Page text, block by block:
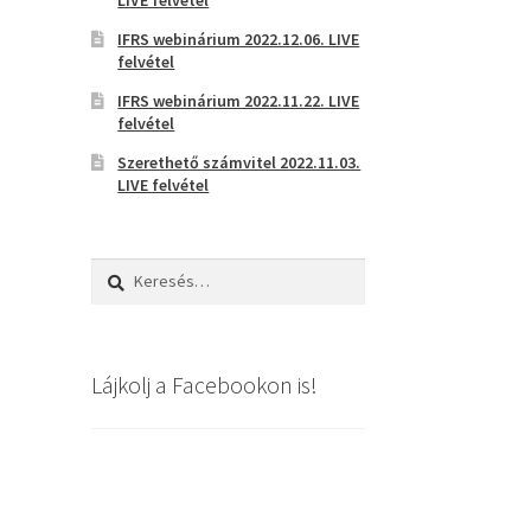
IFRS webinárium 2022.12.06. LIVE
felvétel
IFRS webinárium 2022.11.22. LIVE
felvétel
Szerethető számvitel 2022.11.03.
LIVE felvétel
Keresés:
Lájkolj a Facebookon is!